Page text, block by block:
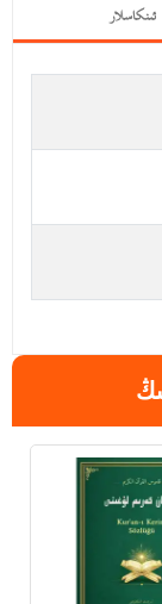
ئىنكاسلار